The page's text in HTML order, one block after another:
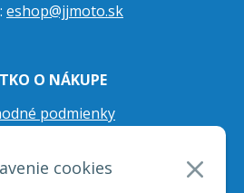
cookies
eshop@jjmoto.sk
O NÁKUPE
podmienky
podmienky